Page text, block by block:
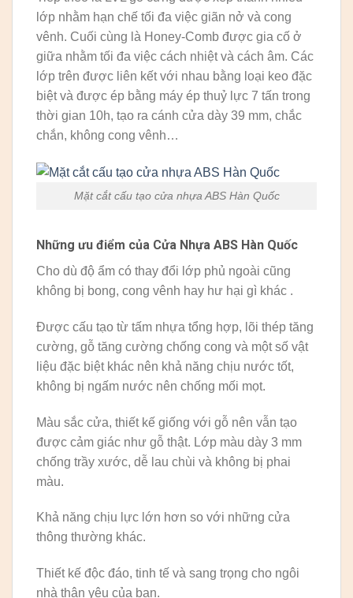
lớp nhằm hạn chế tối đa việc giãn nở và cong
vênh. Cuối cùng là Honey-Comb được gia cố ở
giữa nhằm tối đa việc cách nhiệt và cách âm. Các
lớp trên được liên kết với nhau bằng loại keo đặc
biệt và được ép bằng máy ép thuỷ lực 7 tấn trong
thời gian 10h, tạo ra cánh cửa dày 39 mm, chắc
chắn, không cong vênh…
Mặt cắt cấu tạo cửa nhựa ABS Hàn Quốc
Những ưu điểm của Cửa Nhựa ABS Hàn Quốc
Cho dù độ ẩm có thay đổi lớp phủ ngoài cũng
không bị bong, cong vênh hay hư hại gì khác .
Được cấu tạo từ tấm nhựa tổng hợp, lõi thép tăng
cường, gỗ tăng cường chống cong và một số vật
liệu đặc biệt khác nên khả năng chịu nước tốt,
không bị ngấm nước nên chống mối mọt.
Màu sắc cửa, thiết kế giống với gỗ nên vẫn tạo
được cảm giác như gỗ thật. Lớp màu dày 3 mm
chống trầy xước, dễ lau chùi và không bị phai
màu.
Khả năng chịu lực lớn hơn so với những cửa
thông thường khác.
Thiết kế độc đáo, tinh tế và sang trọng cho ngôi
nhà thân yêu của bạn.